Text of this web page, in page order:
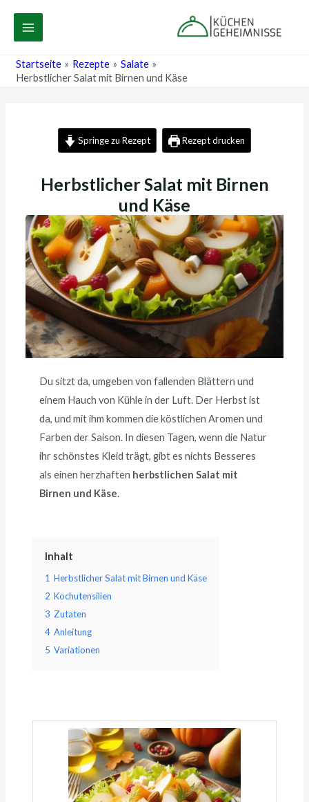
Inhalt
MAIN
MENU
Startseite Rezepte
Salate
Herbstlicher Salat mit Birnen und Käse
Springe zu Rezept Rezept drucken
Herbstlicher Salat mit Birnen
und Käse
Du sitzt da, umgeben von fallenden Blättern und
einem Hauch von Kühle in der Luft. Der Herbst ist
da, und mit ihm kommen die köstlichen Aromen und
Farben der Saison. In diesen Tagen, wenn die Natur
ihr schönstes Kleid trägt, gibt es nichts Besseres
als einen herzhaften herbstlichen Salat mit
Birnen und Käse.
Inhalt
1 Herbstlicher Salat mit Birnen und Käse
2 Kochutensilien
3 Zutaten
4 Anleitung
5 Variationen